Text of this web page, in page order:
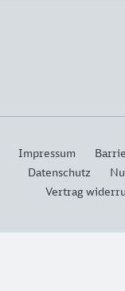
Impressum
Datenschutz
Vertrag